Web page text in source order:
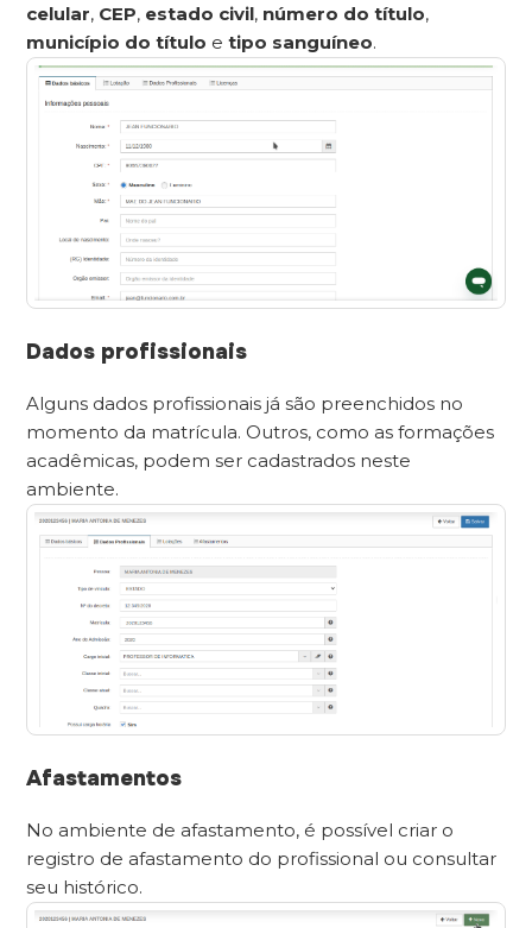
celular, CEP, estado civil, número do título,
município do título etipo sanguíneo.
Dados profissionais
Alguns dados profissionais já são preenchidos no
momento da matrícula. Outros, como as formações
acadêmicas, podem ser cadastrados neste
ambiente.
Afastamentos
No ambiente de afastamento, é possível criar o
registro de afastamento do profissional ou consultar
seu histórico.